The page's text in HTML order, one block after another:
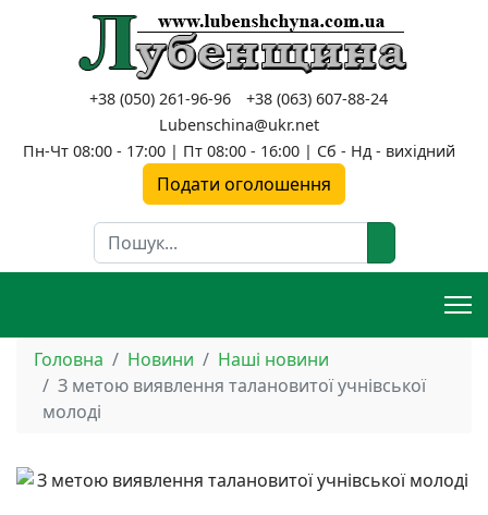
+38 (050) 261-96-96
+38 (063) 607-88-24
Lubenschina@ukr.net
Пн-Чт 08:00 - 17:00 | Пт 08:00 - 16:00 | Сб - Нд - вихідний
Подати оголошення
Пошук
Головна Новини
Наші новини
З метою виявлення талановитої учнівської
молоді